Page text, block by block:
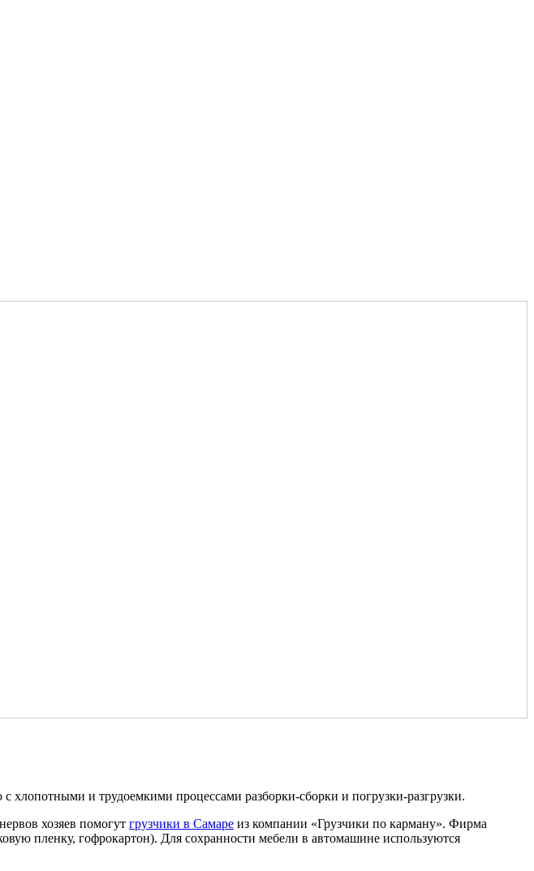
хлопотными и трудоемкими процессами разборки-сборки и погрузки-разгрузки.
хозяев помогут грузчики в Самаре из компании «Грузчики по карману». Фирма
пленку, гофрокартон). Для сохранности мебели в автомашине используются